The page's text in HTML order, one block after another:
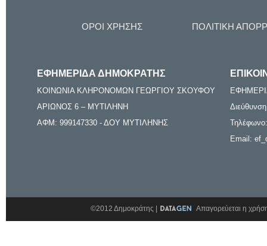
ΟΡΟΙ ΧΡΗΣΗΣ ΠΟΛΙΤΙΚΗ
ΕΦΗΜΕΡΙΔΑ ΔΗΜΟΚΡΑΤΗΣ
ΚΟΙΝΩΝΙΑ ΚΛΗΡΟΝΟΜΩΝ ΓΕΩΡΓΙΟΥ ΣΚΟΥΦΟΥ
ΑΡΙΩΝΟΣ 6 – ΜΥΤΙΛΗΝΗ
ΑΦΜ: 999147330 - ΔΟΥ ΜΥΤΙΛΗΝΗΣ
Email:
©2012 Δημοκράτης | Απαγορεύεται η